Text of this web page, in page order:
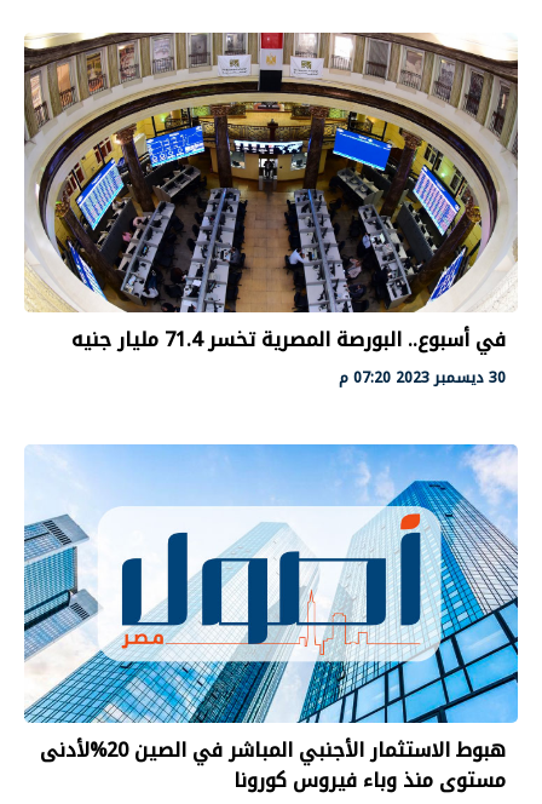
في أسبوع.. البورصة المصرية تخسر 71.4 مليار جنيه
30 ديسمبر 2023 07:20 م
هبوط الاستثمار الأجنبي المباشر في الصين 20%لأدنى
مستوى منذ وباء فيروس كورونا